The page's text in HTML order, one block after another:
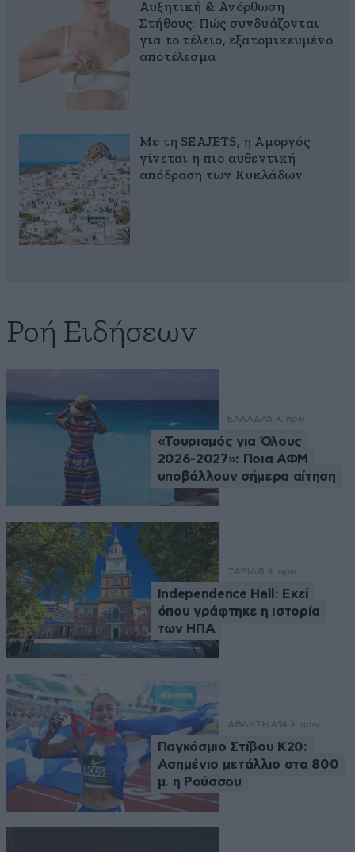
Αυξητική & Ανόρθωση
Στήθους: Πώς συνδυάζονται
για το τέλειο, εξατομικευμένο
αποτέλεσμα
Με τη SEAJETS, η Αμοργός
γίνεται η πιο αυθεντική
απόδραση των Κυκλάδων
Ροή Ειδήσεων
ΕΛΛΑΔΑ5 λ. πριν
«Τουρισμός για Όλους
2026-2027»: Ποια ΑΦΜ
υποβάλλουν σήμερα αίτηση
ΤΑΞΙΔΙ8 λ. πριν
Independence Hall: Εκεί
όπου γράφτηκε η ιστορία
των ΗΠΑ
ΑΘΛΗΤΙΚΑ 14 λ. πριν
Παγκόσμιο Στίβου Κ20:
Ασημένιο μετάλλιο στα 800
μ. η Ρούσσου